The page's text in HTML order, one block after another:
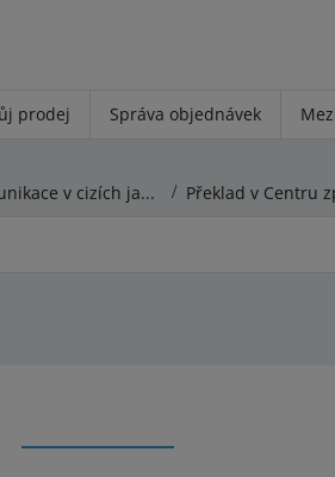
prodej Správa objednávek
Překlady a komunikace v cizích jazycích Překlad v Centru